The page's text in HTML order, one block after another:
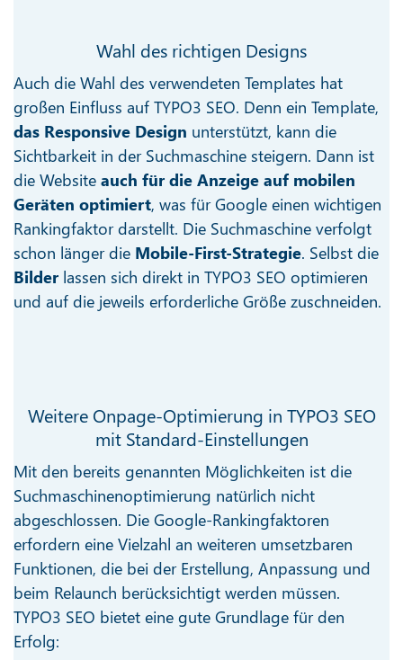
Wahl des richtigen Designs
Auch die Wahl des verwendeten Templates hat
großen Einfluss auf TYPO3 SEO. Denn ein Template,
das Responsive Design unterstützt, kann die
Sichtbarkeit in der Suchmaschine steigern. Dann ist
die Website auch für die Anzeige auf mobilen
Geräten optimiert, was für Google einen wichtigen
Rankingfaktor darstellt. Die Suchmaschine verfolgt
schon länger die Mobile-First-Strategie. Selbst die
Bilder lassen sich direkt in TYPO3 SEO optimieren
und auf die jeweils erforderliche Größe zuschneiden.
Weitere Onpage-Optimierung in TYPO3 SEO
mit Standard-Einstellungen
Mit den bereits genannten Möglichkeiten ist die
Suchmaschinenoptimierung natürlich nicht
abgeschlossen. Die Google-Rankingfaktoren
erfordern eine Vielzahl an weiteren umsetzbaren
Funktionen, die bei der Erstellung, Anpassung und
beim Relaunch berücksichtigt werden müssen.
TYPO3 SEO bietet eine gute Grundlage für den
Erfolg: